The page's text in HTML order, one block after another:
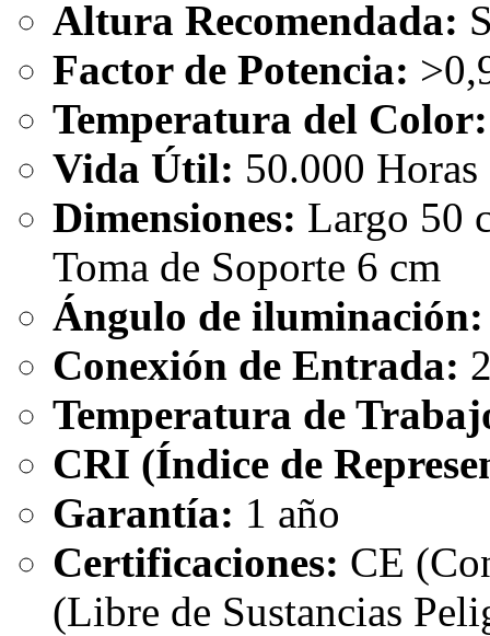
Altura Recomendada:
Factor de Potencia:
Temperatura del Color:
Vida Útil: 50.000 Horas
Dimensiones: Largo 50
Toma de Soporte 6 cm
Ángulo de iluminación:
Conexión de Entrada:
Temperatura de
CRI (Índice de
Garantía: 1 año
Certificaciones: CE
(Libre de Sustancias